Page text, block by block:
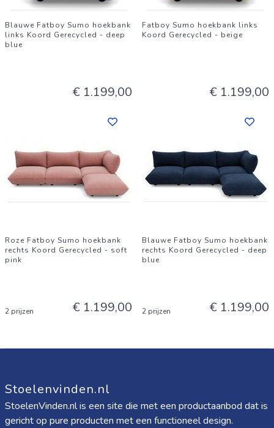
Blauwe Fatboy Sumo hoekbank
links Koord Gerecycled - deep
blue
€ 1.199,00
Fatboy Sumo hoekbank links
Koord Gerecycled - beige
€ 1.199,00
Roze Fatboy Sumo hoekbank
rechts Koord Gerecycled - soft
pink
2 prijzen € 1.199,00
Blauwe Fatboy Sumo hoekbank
rechts Koord Gerecycled - deep
blue
2 prijzen € 1.199,00
Stoelenvinden.nl
StoelenVinden.nl is een site die met een productaanbod dat is
gericht op pure producten met een functioneel design.